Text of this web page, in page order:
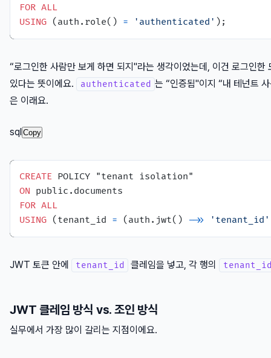
FOR ALL
USING (auth.role() = 'authenticated'
“로그인한 사람만 보게 하면 되지"라는 생각이었는데, 이건 로그인한
있다는 뜻이에요.
authenticated 는 “인증됨"이지 “내 테넌트
은 이래요.
sql Copy
CREATE
ON
FOR ALL
USING (tenant_id = (auth.jwt() ->> 'tenant_id'
JWT 토큰 안에 tenant_id 클레임을 넣고, 각 행의
JWT 클레임 방식 vs. 조인 방식
실무에서 가장 많이 갈리는 지점이에요.